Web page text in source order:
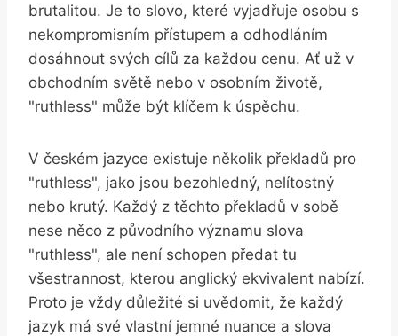
brutalitou. Je to slovo, které vyjadřuje osobu s
nekompromisním přístupem a odhodláním
dosáhnout svých cílů za každou cenu. Ať už v
obchodním světě nebo v osobním životě,
"ruthless" může být klíčem k úspěchu.
V českém jazyce existuje několik překladů pro
"ruthless", jako jsou bezohledný, nelítostný
nebo krutý. Každý z těchto překladů v sobě
nese něco z původního významu slova
"ruthless", ale není schopen předat tu
všestrannost, kterou anglický ekvivalent nabízí.
Proto je vždy důležité si uvědomit, že každý
jazyk má své vlastní jemné nuance a slova